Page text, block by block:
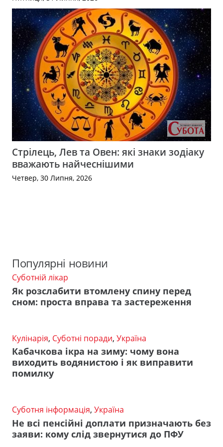
Стрілець, Лев та Овен: які знаки зодіаку
вважають найчеснішими
Четвер, 30 Липня, 2026
Популярні новини
Суботній лікар
Як розслабити втомлену спину перед
сном: проста вправа та застереження
Кулінарія, Суботні поради, Україна
Кабачкова ікра на зиму: чому вона
виходить водянистою і як виправити
помилку
Суботня інформація, Україна
Не всі пенсійні доплати призначають без
заяви: кому слід звернутися до ПФУ